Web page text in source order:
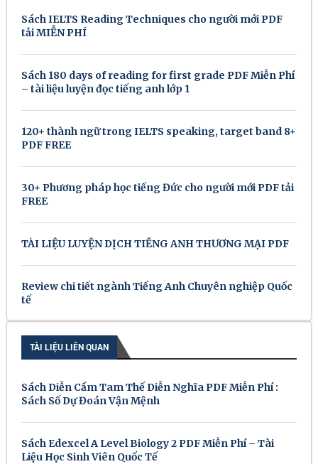
Sách IELTS Reading Techniques cho người mới PDF
tải MIỄN PHÍ
Sách 180 days of reading for first grade PDF Miễn Phí
– tài liệu luyện đọc tiếng anh lớp 1
120+ thành ngữ trong IELTS speaking, target band 8+
PDF FREE
30+ Phương pháp học tiếng Đức cho người mới PDF tải
FREE
TÀI LIỆU LUYỆN DỊCH TIẾNG ANH THƯƠNG MẠI PDF
Review chi tiết ngành Tiếng Anh Chuyên nghiệp Quốc
tế
TÀI LIỆU LIÊN QUAN
Sách Diễn Cầm Tam Thế Diễn Nghĩa PDF Miễn Phí :
Sách Số Dự Đoán Vận Mệnh
Sách Edexcel A Level Biology 2 PDF Miễn Phí – Tài
Liệu Học Sinh Viên Quốc Tế